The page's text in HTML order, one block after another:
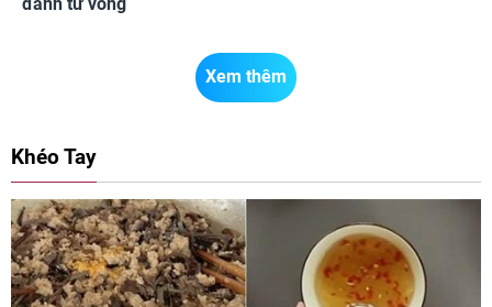
Xem thêm
Khéo Tay